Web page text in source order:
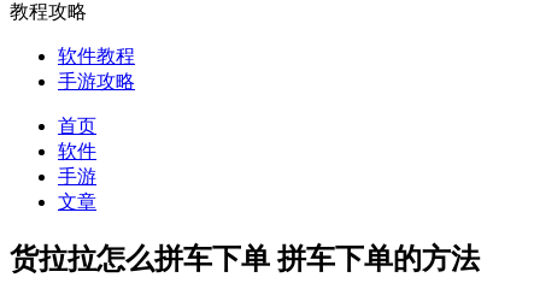
教程攻略
软件教程
手游攻略
首页
软件
手游
文章
货拉拉怎么拼车下单 拼车下单的方法